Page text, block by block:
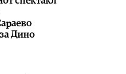
Дино